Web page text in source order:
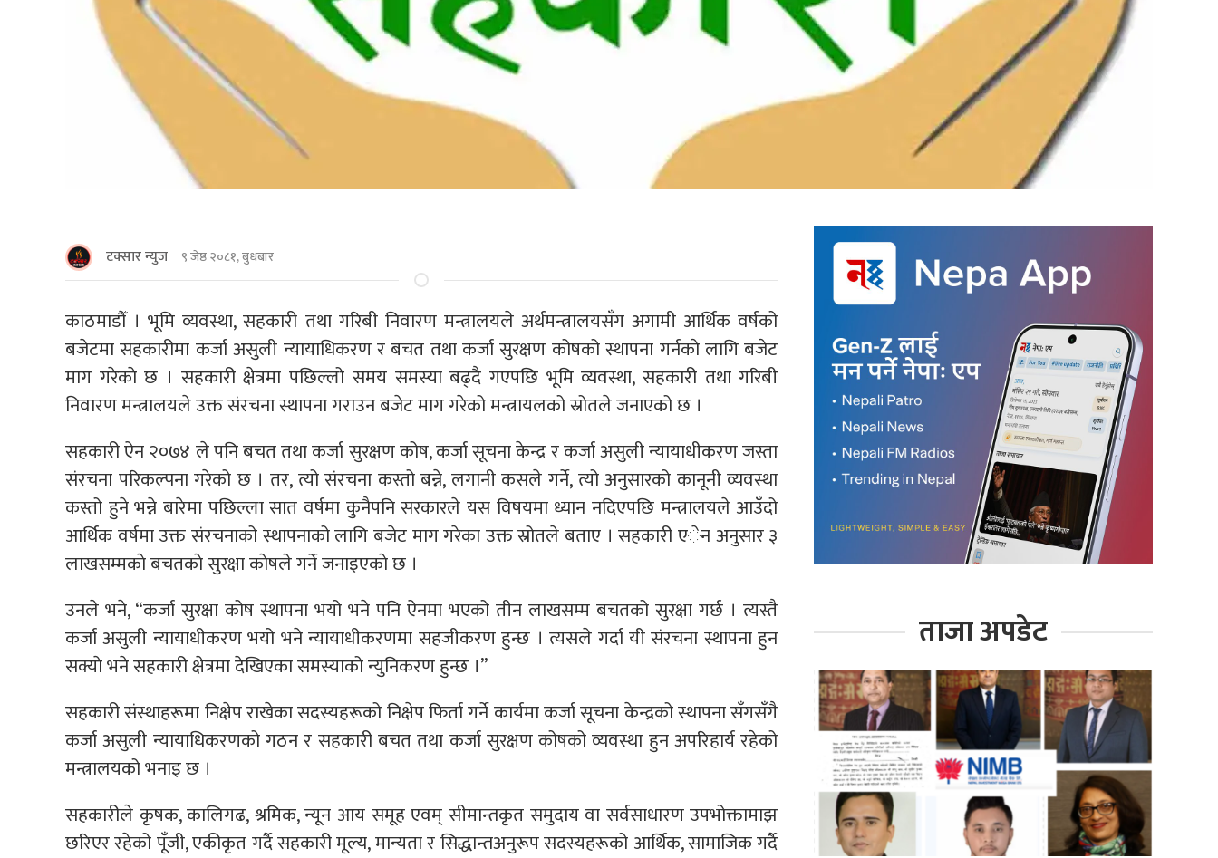
टक्सार न्युज ९ जेष्ठ २०८१, बुधबार
काठमाडौँ । भूमि व्यवस्था, सहकारी तथा गरिबी निवारण मन्त्रालयले अर्थमन्त्रालयसँग अगामी आर्थिक वर्षको
बजेटमा सहकारीमा कर्जा असुली न्यायाधिकरण र बचत तथा कर्जा सुरक्षण कोषको स्थापना गर्नकाे लागि बजेट
माग गरेकाे छ । सहकारी क्षेत्रमा पछिल्लो समय समस्या बढ्दै गएपछि भूमि व्यवस्था, सहकारी तथा गरिबी
निवारण मन्त्रालयले उक्त संरचना स्थापना गराउन बजेट माग गरेको मन्त्रायलको स्रोतले जनाएको छ ।
सहकारी ऐन २०७४ ले पनि बचत तथा कर्जा सुरक्षण कोष, कर्जा सूचना केन्द्र र कर्जा असुली न्यायाधीकरण जस्ता
संरचना परिकल्पना गरेको छ । तर, त्यो संरचना कस्तो बन्ने, लगानी कसले गर्ने, त्यो अनुसारको कानूनी व्यवस्था
कस्तो हुने भन्ने बारेमा पछिल्ला सात वर्षमा कुनैपनि सरकारले यस विषयमा ध्यान नदिएपछि मन्त्रालयले आउँदो
आर्थिक वर्षमा उक्त संरचनाको स्थापनाको लागि बजेट माग गरेका उक्त स्रोतले बताए । सहकारी एेन अनुसार ३
लाखसम्मकाे बचतकाे सुरक्षा काेषले गर्ने जनाइएकाे छ ।
उनले भने, “कर्जा सुरक्षा कोष स्थापना भयो भने पनि ऐनमा भएको तीन लाखसम्म बचतको सुरक्षा गर्छ । त्यस्तै
कर्जा असुली न्यायाधीकरण भयो भने न्यायाधीकरणमा सहजीकरण हुन्छ । त्यसले गर्दा यी संरचना स्थापना हुन
सक्याे भने सहकारी क्षेत्रमा देखिएका समस्याको न्युनिकरण हुन्छ ।”
सहकारी संस्थाहरूमा निक्षेप राखेका सदस्यहरूको निक्षेप फिर्ता गर्ने कार्यमा कर्जा सूचना केन्द्रको स्थापना सँगसँगै
कर्जा असुली न्यायाधिकरणको गठन र सहकारी बचत तथा कर्जा सुरक्षण कोषको व्यवस्था हुन अपरिहार्य रहेको
मन्त्रालयको भनाइ छ ।
सहकारीले कृषक, कालिगढ, श्रमिक, न्यून आय समूह एवम् सीमान्तकृत समुदाय वा सर्वसाधारण उपभोक्तामाझ
छरिएर रहेको पूँजी, एकीकृत गर्दै सहकारी मूल्य, मान्यता र सिद्धान्तअनुरूप सदस्यहरूको आर्थिक, सामाजिक गर्दै
ताजा अपडेट